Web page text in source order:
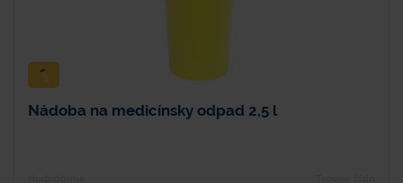
Nádoba na medicínsky odpad 2,5 l